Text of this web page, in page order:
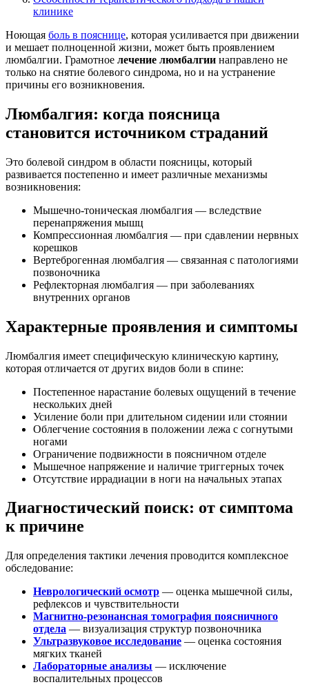
клинике
Ноющая боль в пояснице, которая усиливается при движении
и мешает полноценной жизни, может быть проявлением
люмбалгии. Грамотное лечение люмбалгии направлено не
только на снятие болевого синдрома, но и на устранение
причины его возникновения.
Люмбалгия: когда поясница
становится источником страданий
Это болевой синдром в области поясницы, который
развивается постепенно и имеет различные механизмы
возникновения:
Мышечно-тоническая люмбалгия — вследствие
перенапряжения мышц
Компрессионная люмбалгия — при сдавлении нервных
корешков
Вертеброгенная люмбалгия — связанная с патологиями
позвоночника
Рефлекторная люмбалгия — при заболеваниях
внутренних органов
Характерные проявления и симптомы
Люмбалгия имеет специфическую клиническую картину,
которая отличается от других видов боли в спине:
Постепенное нарастание болевых ощущений в течение
нескольких дней
Усиление боли при длительном сидении или стоянии
Облегчение состояния в положении лежа с согнутыми
ногами
Ограничение подвижности в поясничном отделе
Мышечное напряжение и наличие триггерных точек
Отсутствие иррадиации в ноги на начальных этапах
Диагностический поиск: от симптома
к причине
Для определения тактики лечения проводится комплексное
обследование:
Неврологический осмотр — оценка мышечной силы,
рефлексов и чувствительности
Магнитно-резонансная томография поясничного
отдела — визуализация структур позвоночника
Ультразвуковое исследование — оценка состояния
мягких тканей
Лабораторные анализы — исключение
воспалительных процессов